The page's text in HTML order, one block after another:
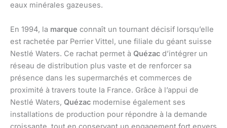
eaux minérales gazeuses.
En 1994, la marque connaît un tournant décisif lorsqu’elle
est rachetée par Perrier Vittel, une filiale du géant suisse
Nestlé Waters. Ce rachat permet à Quézac d’intégrer un
réseau de distribution plus vaste et de renforcer sa
présence dans les supermarchés et commerces de
proximité à travers toute la France. Grâce à l’appui de
Nestlé Waters, Quézac modernise également ses
installations de production pour répondre à la demande